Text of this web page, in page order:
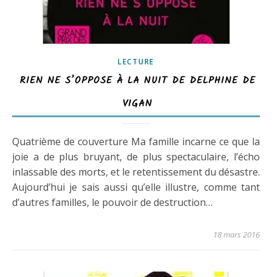
LECTURE
RIEN NE S’OPPOSE À LA NUIT DE DELPHINE DE
VIGAN
Quatrième de couverture Ma famille incarne ce que la
joie a de plus bruyant, de plus spectaculaire, l’écho
inlassable des morts, et le retentissement du désastre.
Aujourd’hui je sais aussi qu’elle illustre, comme tant
d’autres familles, le pouvoir de destruction…
18 mars 2016